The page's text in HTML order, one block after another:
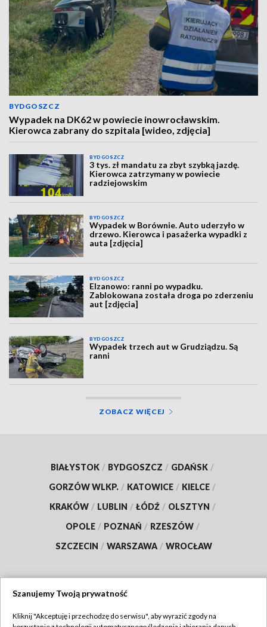
BYDGOSZCZ
Wypadek na DK62 w powiecie inowrocławskim.
Kierowca zabrany do szpitala [wideo, zdjęcia]
BYDGOSZCZ
3 tys. zł mandatu za zbyt szybką jazdę.
Kierowca zatrzymany w powiecie
radziejowskim
BYDGOSZCZ
Wypadek w Borównie. Auto uderzyło w
drzewo. Kierowca i pasażerka wypadki z
auta [zdjęcia]
BYDGOSZCZ
Elzanowo: ranni po wypadku.
Zablokowana została droga po zderzeniu
aut [zdjęcia]
BYDGOSZCZ
Wypadek trzech aut w Grudziądzu. Są
ranni
ZOBACZ WIĘCEJ
BIAŁYSTOK / BYDGOSZCZ / GDAŃSK /
GORZÓW WLKP. / KATOWICE / KIELCE /
KRAKÓW / LUBLIN / ŁÓDŹ / OLSZTYN /
OPOLE / POZNAŃ / RZESZÓW /
SZCZECIN / WARSZAWA / WROCŁAW
Szanujemy Twoją prywatność
Kliknij "Akceptuję i przechodzę do serwisu", aby wyrazić zgody na